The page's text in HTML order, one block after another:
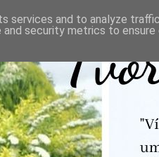
services and to analyze
security metrics to